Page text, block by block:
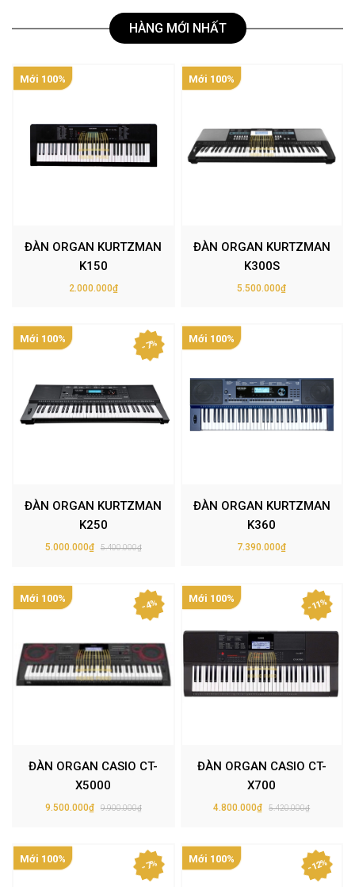
HÀNG MỚI NHẤT
Mới 100%
ĐÀN ORGAN KURTZMAN
K150
2.000.000₫
Mới 100%
ĐÀN ORGAN KURTZMAN
K300S
5.500.000₫
- 7%
Mới 100%
ĐÀN ORGAN KURTZMAN
K250
5.000.000₫ 5.400.000₫
Mới 100%
ĐÀN ORGAN KURTZMAN
K360
7.390.000₫
- 4%
Mới 100%
ĐÀN ORGAN CASIO CT-
X5000
9.500.000₫ 9.900.000₫
- 11%
Mới 100%
ĐÀN ORGAN CASIO CT-
X700
4.800.000₫ 5.420.000₫
- 7%
Mới 100% - 12%
Mới 100%